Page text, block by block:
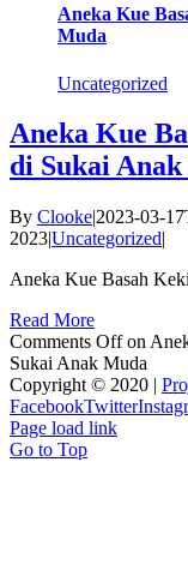
Aneka Kue
Muda
Uncategorized
Aneka Kue
di Sukai
By Clooke|2023-03-
2023|Uncategorized|
Aneka Kue Basah
Read More
Comments Offon
Sukai Anak Muda
Copyright © 2020 |
FacebookTwitter
Page load link
Go to Top